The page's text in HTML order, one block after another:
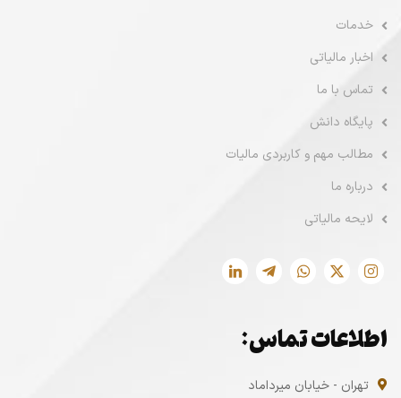
خدمات
اخبار مالیاتی
تماس با ما
پایگاه دانش
مطالب مهم و کاربردی مالیات
درباره ما
لایحه مالیاتی
اطلاعات تماس:
تهران - خیابان میرداماد